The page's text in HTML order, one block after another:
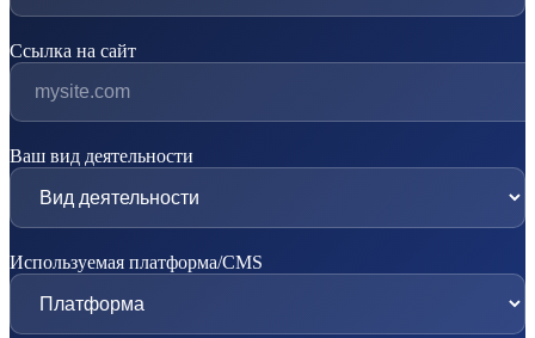
Ссылка на сайт
Ваш вид деятельности
Используемая платформа/CMS